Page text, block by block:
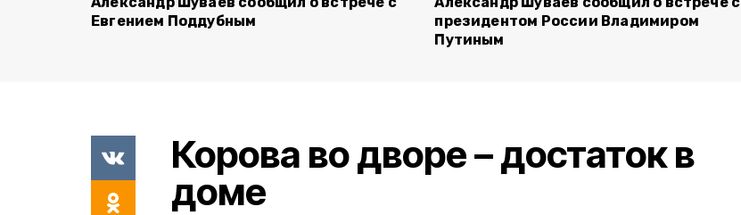
Евгением Поддубным
президентом России Владимиром
Путиным
Корова во дворе – достаток в
доме